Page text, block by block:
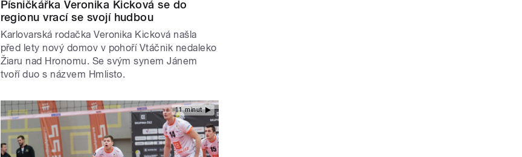
Písničkářka Veronika Kicková se do
regionu vrací se svojí hudbou
Karlovarská rodačka Veronika Kicková našla
před lety nový domov v pohoří Vtáčnik nedaleko
Žiaru nad Hronomu. Se svým synem Jánem
tvoří duo s názvem Hmlisto.
11 minut